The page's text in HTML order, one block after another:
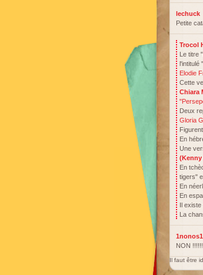
lechuck
Petite
Trocol
Le titre
l'intitulé
Elodie
Cette
Chiara
Deux
Gloria
En
Une
(Kenny
En
tigers"
En
En
Il
La
1nonos1
NON
Il faut être